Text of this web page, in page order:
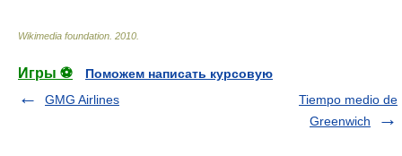
Wikimedia foundation 2010
Игры ⚽
Поможем написать курсовую
GMG Airlines
Tiempo medio de
Greenwich